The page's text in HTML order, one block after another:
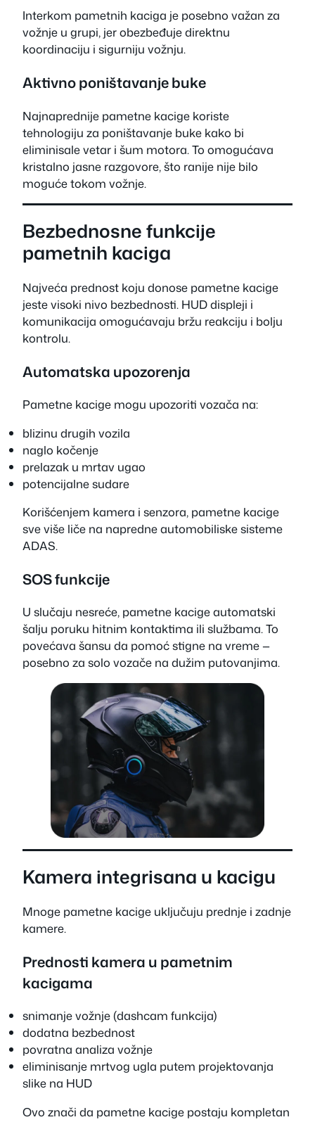
Interkom pametnih kaciga je posebno važan za
vožnje u grupi, jer obezbeđuje direktnu
koordinaciju i sigurniju vožnju.
Aktivno poništavanje buke
Najnaprednije pametne kacige koriste
tehnologiju za poništavanje buke kako bi
eliminisale vetar i šum motora. To omogućava
kristalno jasne razgovore, što ranije nije bilo
moguće tokom vožnje.
Bezbednosne funkcije
pametnih kaciga
Najveća prednost koju donose pametne kacige
jeste visoki nivo bezbednosti. HUD displeji i
komunikacija omogućavaju bržu reakciju i bolju
kontrolu.
Automatska upozorenja
Pametne kacige mogu upozoriti vozača na:
blizinu drugih vozila
naglo kočenje
prelazak u mrtav ugao
potencijalne sudare
Korišćenjem kamera i senzora, pametne kacige
sve više liče na napredne automobiliske sisteme
ADAS.
SOS funkcije
U slučaju nesreće, pametne kacige automatski
šalju poruku hitnim kontaktima ili službama. To
povećava šansu da pomoć stigne na vreme —
posebno za solo vozače na dužim putovanjima.
Kamera integrisana u kacigu
Mnoge pametne kacige uključuju prednje i zadnje
kamere.
Prednosti kamera u pametnim
kacigama
snimanje vožnje (dashcam funkcija)
dodatna bezbednost
povratna analiza vožnje
eliminisanje mrtvog ugla putem projektovanja
slike na HUD
Ovo znači da pametne kacige postaju kompletan